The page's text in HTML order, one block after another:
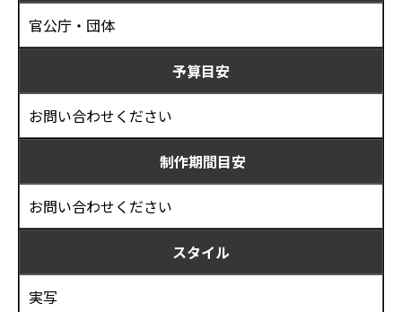
官公庁・団体
予算目安
お問い合わせください
制作期間目安
お問い合わせください
スタイル
実写